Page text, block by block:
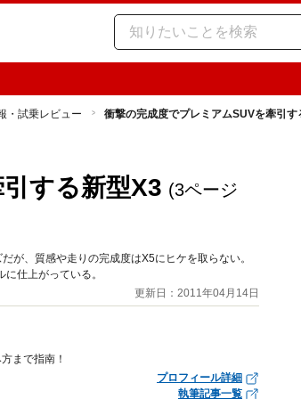
・試乗レビュー 衝撃の完成度でプレミアムSUVを牽引す
する新型X3 (3ページ
が、質感や走りの完成度はX5にヒケを取らない。
仕上がっている。
更新日：2011年04月14日
まで指南！
プロフィール詳細
執筆記事一覧